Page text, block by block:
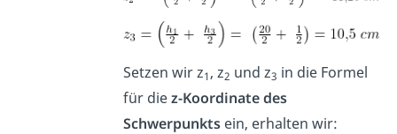
Setzen wir z1, z2 und z3 in die Formel
für diez-Koordinate des
Schwerpunktsein, erhalten wir: